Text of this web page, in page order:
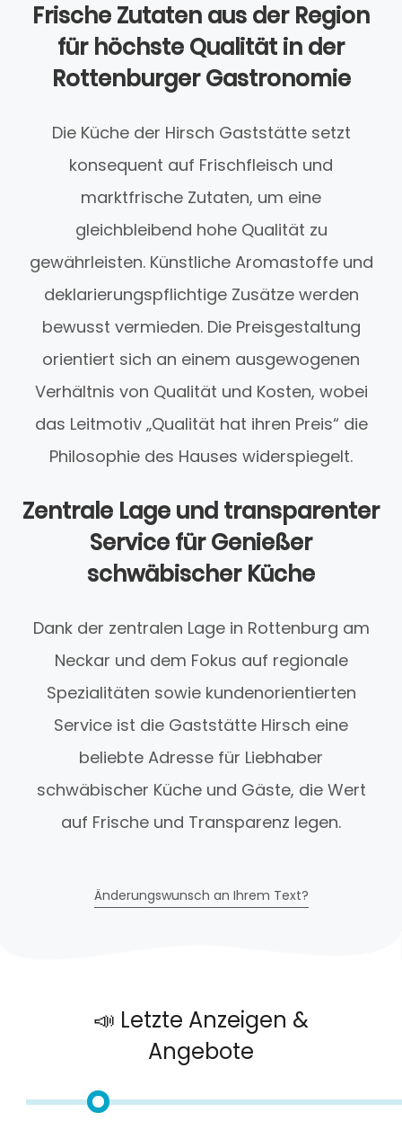
Frische Zutaten aus der Region
für höchste Qualität in der
Rottenburger Gastronomie
Die Küche der Hirsch Gaststätte setzt
konsequent auf Frischfleisch und
marktfrische Zutaten, um eine
gleichbleibend hohe Qualität zu
gewährleisten. Künstliche Aromastoffe und
deklarierungspflichtige Zusätze werden
bewusst vermieden. Die Preisgestaltung
orientiert sich an einem ausgewogenen
Verhältnis von Qualität und Kosten, wobei
das Leitmotiv „Qualität hat ihren Preis“ die
Philosophie des Hauses widerspiegelt.
Zentrale Lage und transparenter
Service für Genießer
schwäbischer Küche
Dank der zentralen Lage in Rottenburg am
Neckar und dem Fokus auf regionale
Spezialitäten sowie kundenorientierten
Service ist die Gaststätte Hirsch eine
beliebte Adresse für Liebhaber
schwäbischer Küche und Gäste, die Wert
auf Frische und Transparenz legen.
Änderungswunsch an Ihrem Text?